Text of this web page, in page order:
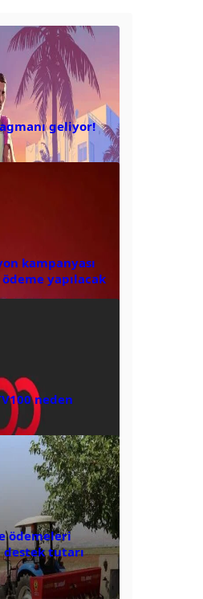
geliyor!
kampanyası
yapılacak
neden
ödemeleri
destek tutarı